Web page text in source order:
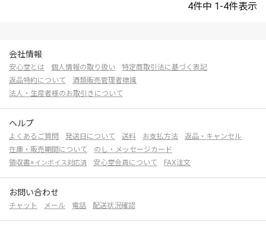
4件中 1-4件表示
会社情報
安心堂とは 個人情報の取り扱い
特定商取引法に基づく表記
返品特約について
酒類販売管理者標識
法人・生産者様のお取引きについて
ヘルプ
よくあるご質問 発送日について 送料 お支払方法
返品・キャンセル
在庫・販売期間について
のし・メッセージカード
領収書※インボイス対応済 安心堂会員について FAX注文
お問い合わせ
チャット メール 電話 配送状況確認